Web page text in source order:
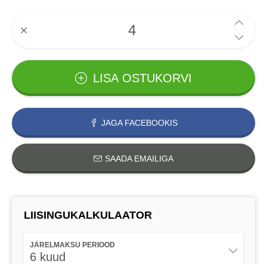
LISA OSTUKORVI
JAGA FACEBOOKIS
SAADA EMAILIGA
LIISINGUKALKULAATOR
JÄRELMAKSU PERIOOD
6 kuud